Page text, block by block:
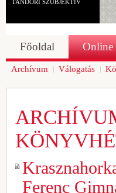
TANDORI SZUBJEKTÍV
Főoldal Online
Archívum Válogatás
Ferenc